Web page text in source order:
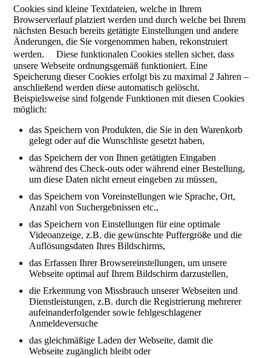
Cookies sind kleine Textdateien, welche in Ihrem
Browserverlauf platziert werden und durch welche bei Ihrem
nächsten Besuch bereits getätigte Einstellungen und andere
Änderungen, die Sie vorgenommen haben, rekonstruiert
werden. Diese funktionalen Cookies stellen sicher, dass
unsere Webseite ordnungsgemäß funktioniert. Eine
Speicherung dieser Cookies erfolgt bis zu maximal 2 Jahren –
anschließend werden diese automatisch gelöscht.
Beispielsweise sind folgende Funktionen mit diesen Cookies
möglich:
das Speichern von Produkten, die Sie in den Warenkorb
gelegt oder auf die Wunschliste gesetzt haben,
das Speichern der von Ihnen getätigten Eingaben
während des Check-outs oder während einer Bestellung,
um diese Daten nicht erneut eingeben zu müssen,
das Speichern von Voreinstellungen wie Sprache, Ort,
Anzahl von Suchergebnissen etc.,
das Speichern von Einstellungen für eine optimale
Videoanzeige, z.B. die gewünschte Puffergröße und die
Auflösungsdaten Ihres Bildschirms,
das Erfassen Ihrer Browsereinstellungen, um unsere
Webseite optimal auf Ihrem Bildschirm darzustellen,
die Erkennung von Missbrauch unserer Webseiten und
Dienstleistungen, z.B. durch die Registrierung mehrerer
aufeinanderfolgender sowie fehlgeschlagener
Anmeldeversuche
das gleichmäßige Laden der Webseite, damit die
Webseite zugänglich bleibt oder